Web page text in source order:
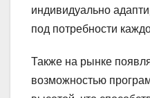
индивидуально
под потребности
Также на рынке
возможностью